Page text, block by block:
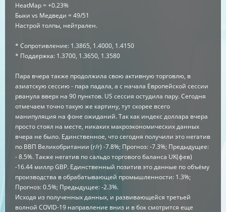
HeatMap = +0.23%
Быки vs Медведи = 49/51
Настрой толпы, нейтрален.
* Сопротивление: 1.3865, 1.4000, 1.4150
* Поддержка: 1.3700, 1.3650, 1.3580
Пара вчера также продолжила свою активную торговлю, в
азиатскую сессию - пара падала, а с начала Европейской сессии
рванула вверх на 90 пунктов. US сессия остудила пару. Сегодня
отмечаем точно такую же картину, тут скорее всего
манипуляция на фоне ожиданий. Так как индекс доллара вчера
просто стоял на месте, никаких макроэкономических данных
вчера не было. Единственное, что сегодня получили это негатив
по ВВП Великобритании (г/г) -7.8%; Прогноз: -7.3%; Предыдущее:
- 8.5%. Также негатив по сальдо торгового баланса UK(фев)
-16.44 миллр GBP. Единственный позитив это данные по объёму
производства в обрабатывающей промышленности: 1.3%;
Прогноз: 0.5%; Предыдущее: -2.3%.
Исходя из полученных данных, и развивающейся третьей
волной COVID-19 направление вниз и в бок смотрится еще